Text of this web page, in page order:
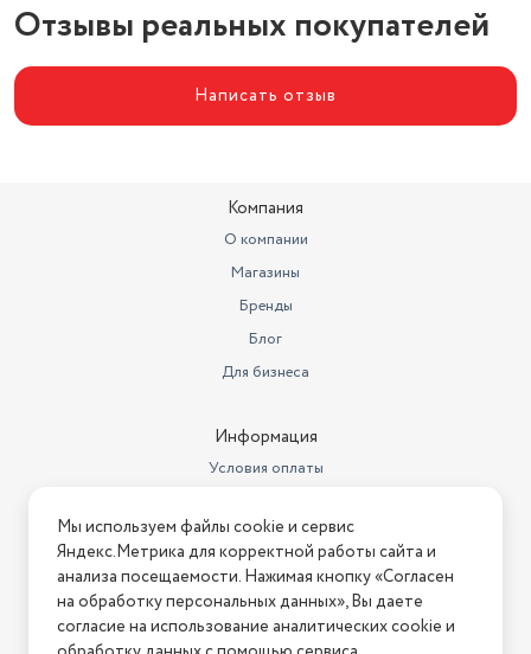
Отзывы реальных покупателей
Написать отзыв
Компания
О компании
Магазины
Бренды
Блог
Для бизнеса
Информация
Условия оплаты
Условия возврата
Нашли ошибку на сайте? Напишите нам
2026 © Интернет-магазин "АстМаркет". У нас есть всё!
Мы используем файлы cookie и сервис
Яндекс.Метрика для корректной работы сайта и
анализа посещаемости. Нажимая кнопку «Согласен
на обработку персональных данных», Вы даете
согласие на использование аналитических cookie и